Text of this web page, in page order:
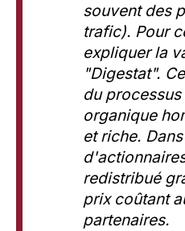
souvent des
trafic). Pour
expliquer la
"Digestat".
du
organique
et riche.
redistribué
prix coûtant
partenaires.